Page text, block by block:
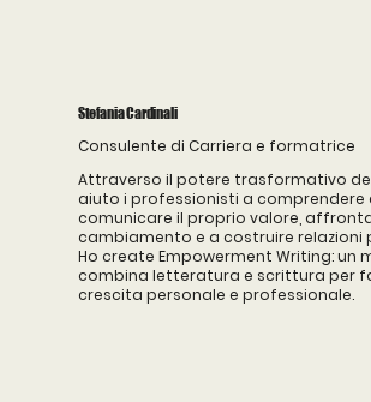
Stefania Cardinali
Consulente di Carriera e formatrice
Attraverso il potere trasformativo
aiuto i professionisti a comprendere
comunicare il proprio valore,
cambiamento e a costruire relazioni
Ho create Empowerment Writing: un
combina letteratura e scrittura per
crescita personale e professionale.